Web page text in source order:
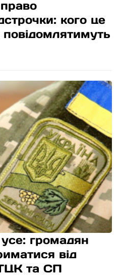
кого це
повідомлятимуть
громадян
від
та СП